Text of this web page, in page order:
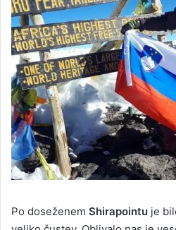
Po doseženem Shirapointu je